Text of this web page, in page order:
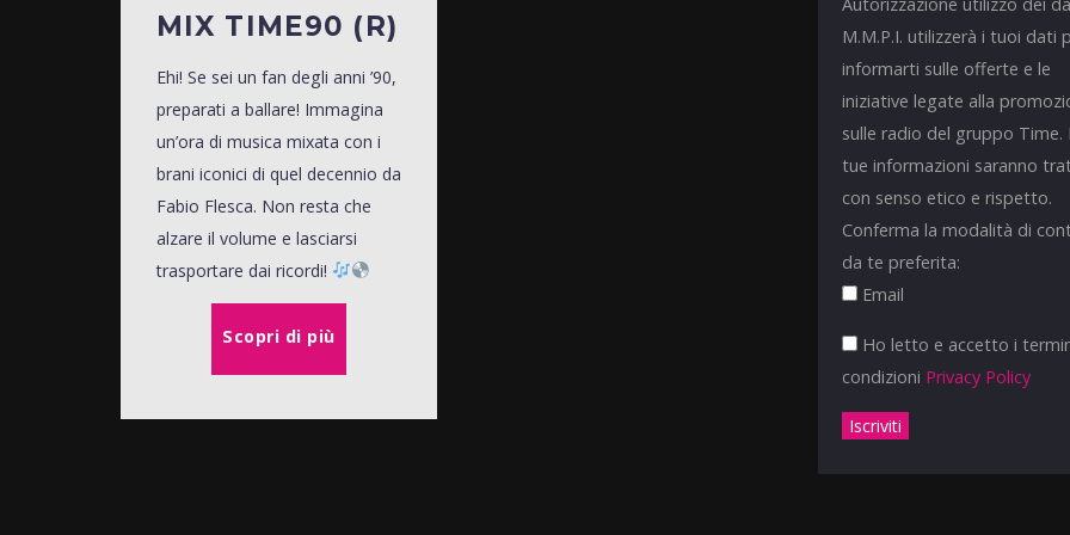
MIX TIME90 (R)
Ehi! Se sei un fan degli anni ’90,
preparati a ballare! Immagina
un’ora di musica mixata con i
brani iconici di quel decennio da
Fabio Flesca. Non resta che
alzare il volume e lasciarsi
trasportare dai ricordi!
Scopri di più
Autorizzazione utilizzo dei
M.M.P.I. utilizzerà i tuoi dati
informarti sulle offerte e le
iniziative legate alla
sulle radio del gruppo Time.
tue informazioni saranno
con senso etico e rispetto.
Conferma la modalità di
da te preferita:
Email
Ho letto e accetto i
condizioni Privacy Policy